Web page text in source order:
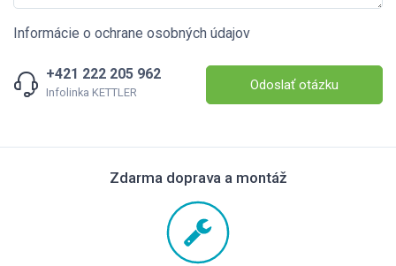
Informácie o ochrane osobných údajov
+421 222 205 962
Infolinka KETTLER Odoslať otázku
Zdarma doprava a montáž